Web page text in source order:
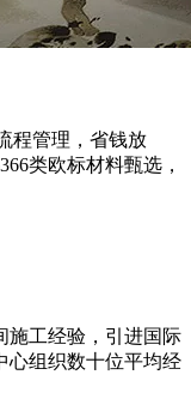
程管理，省钱放
类欧标材料甄选，
施工经验，引进国际
心组织数十位平均经